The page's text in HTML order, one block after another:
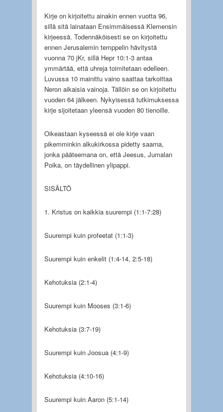
Kirje on kirjoitettu ainakin ennen vuotta 96,
sillä sitä lainataan Ensimmäisessä Klemensin
kirjeessä. Todennäköisesti se on kirjoitettu
ennen Jerusalemin temppelin hävitystä
vuonna 70 jKr, sillä Hepr 10:1-3 antaa
ymmärtää, että uhreja toimitetaan edelleen.
Luvussa 10 mainittu vaino saattaa tarkoittaa
Neron aikaisia vainoja. Tällöin se on kirjoitettu
vuoden 64 jälkeen. Nykyisessä tutkimuksessa
kirje sijoitetaan yleensä vuoden 80 tienoille.
Oikeastaan kyseessä ei ole kirje vaan
pikemminkin alkukirkossa pidetty saarna,
jonka pääteemana on, että Jeesus, Jumalan
Poika, on täydellinen ylipappi.
SISÄLTÖ
1. Kristus on kaikkia suurempi (1:1-7:28)
Suurempi kuin profeetat (1:1-3)
Suurempi kuin enkelit (1:4-14, 2:5-18)
Kehotuksia (2:1-4)
Suurempi kuin Mooses (3:1-6)
Kehotuksia (3:7-19)
Suurempi kuin Joosua (4:1-9)
Kehotuksia (4:10-16)
Suurempi kuin Aaron (5:1-14)